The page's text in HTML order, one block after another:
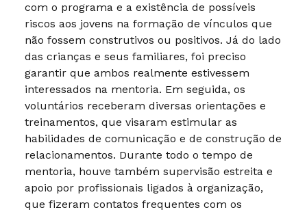
com o programa e a existência de possíveis
riscos aos jovens na formação de vínculos que
não fossem construtivos ou positivos. Já do lado
das crianças e seus familiares, foi preciso
garantir que ambos realmente estivessem
interessados na mentoria. Em seguida, os
voluntários receberam diversas orientações e
treinamentos, que visaram estimular as
habilidades de comunicação e de construção de
relacionamentos. Durante todo o tempo de
mentoria, houve também supervisão estreita e
apoio por profissionais ligados à organização,
que fizeram contatos frequentes com os